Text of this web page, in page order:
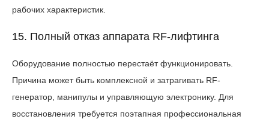
рабочих характеристик.
15. Полный отказ аппарата RF-лифтинга
Оборудование полностью перестаёт функционировать.
Причина может быть комплексной и затрагивать RF-
генератор, манипулы и управляющую электронику. Для
восстановления требуется поэтапная профессиональная